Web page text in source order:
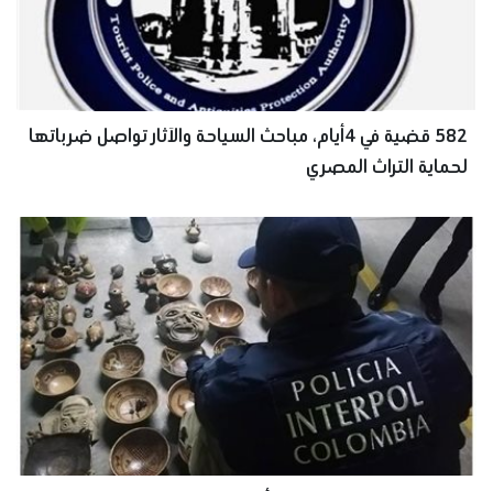
582 قضية في 4أيام، مباحث السياحة والآثار تواصل ضرباتها
لحماية التراث المصري